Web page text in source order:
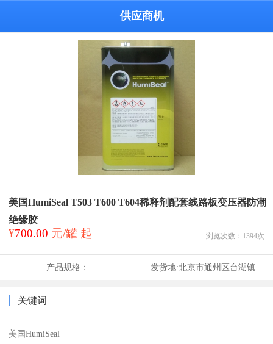
供应商机
美国HumiSeal T503 T600 T604稀释剂配套线路板变压器防潮
绝缘胶
¥700.00 元/罐 起 浏览次数： 1394次
产品规格： 发货地:北京市通州区台湖镇
关键词
美国HumiSeal